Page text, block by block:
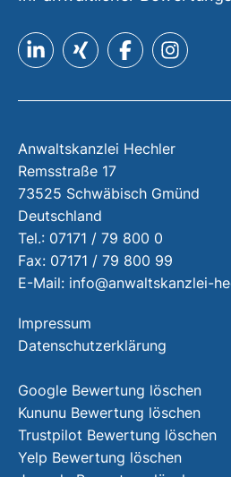
Anwaltskanzlei Hechler
Remsstraße 17
73525 Schwäbisch Gmünd
Deutschland
Tel.: 07171 / 79 800 0
Fax: 07171 / 79 800 99
E-Mail: info@anwaltskanzlei-
Impressum
Datenschutzerklärung
Google Bewertung löschen
Kununu Bewertung löschen
Trustpilot Bewertung löschen
Yelp Bewertung löschen